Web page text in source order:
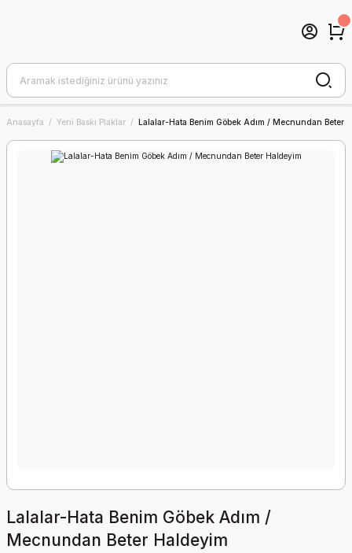
Anasayfa Yeni Baskı Plaklar Lalalar-Hata Benim Göbek Adım / Mecnundan Beter
Lalalar-Hata Benim Göbek Adım /
Mecnundan Beter Haldeyim